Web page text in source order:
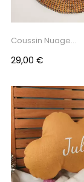
Coussin Nuage
Prix
29,00 €